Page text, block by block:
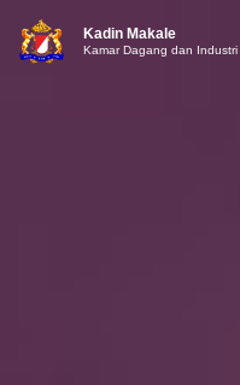
Kadin Makale
Kamar Dagang dan